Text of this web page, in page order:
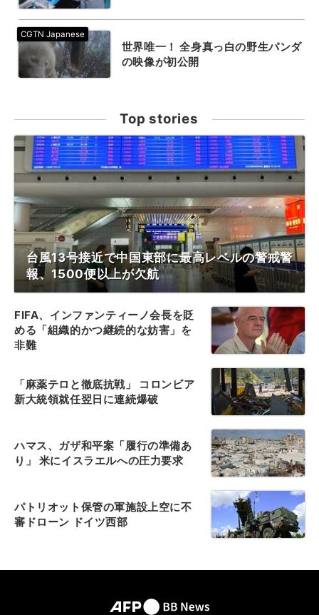
世界唯一！ 全身真っ白の野生パンダ
の映像が初公開
Top stories
台風13号接近で中国東部に最高レベルの警戒警
報、1500便以上が欠航
FIFA、インファンティーノ会長を貶
める「組織的かつ継続的な妨害」を
非難
「麻薬テロと徹底抗戦」 コロンビア
新大統領就任翌日に連続爆破
ハマス、ガザ和平案「履行の準備あ
り」 米にイスラエルへの圧力要求
パトリオット保管の軍施設上空に不
審ドローン ドイツ西部